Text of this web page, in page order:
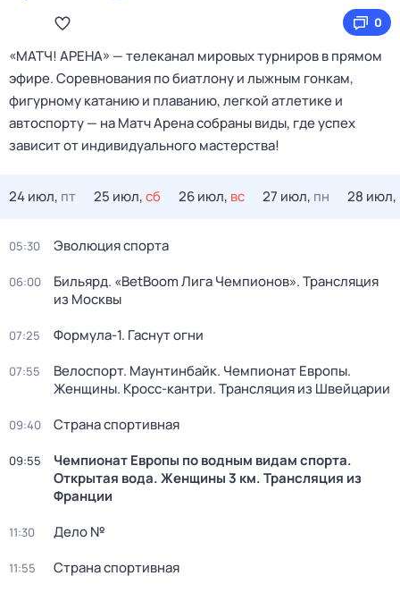
0
«МАТЧ! АРЕНА» — телеканал мировых турниров в прямом
эфире. Соревнования по биатлону и лыжным гонкам,
фигурному катанию и плаванию, легкой атлетике и
автоспорту — на Матч Арена собраны виды, где успех
зависит от индивидуального мастерства!
24 июл, пт 25 июл,сб 26 июл, вс 27 июл, пн 28 июл,
05:30 Эволюция спорта
06:00
Бильярд. «BetBoom Лига Чемпионов». Трансляция
из Москвы
07:25 Формула-1. Гаснут огни
07:55
Велоспорт. Маунтинбайк. Чемпионат Европы.
Женщины. Кросс-кантри. Трансляция из Швейцарии
09:40 Страна спортивная
09:55
Чемпионат Европы по водным видам спорта.
Открытая вода. Женщины 3 км. Трансляция из
Франции
11:30 Дело №
11:55 Страна спортивная